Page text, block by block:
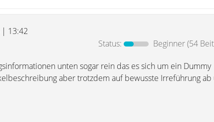
| 13:42
Status:
Beginner(54
unten sogar rein das es sich um ein Dummy
aber trotzdem auf bewusste Irreführung ab